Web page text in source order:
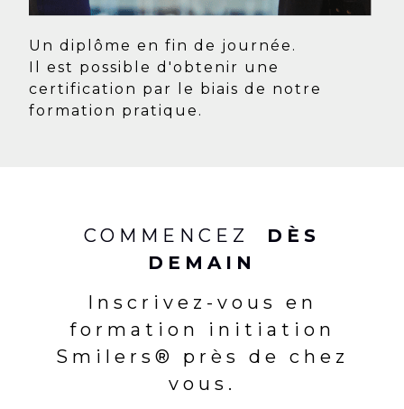
Un diplôme en fin de journée.
Il est possible d'obtenir une
certification par le biais de notre
formation pratique.
COMMENCEZ DÈS
DEMAIN
Inscrivez-vous en
formation initiation
Smilers® près de chez
vous.